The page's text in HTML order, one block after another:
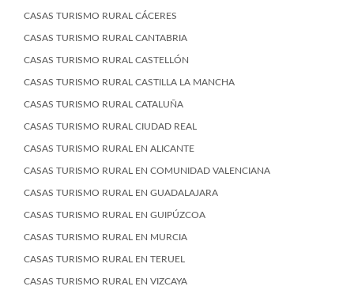
CASAS TURISMO RURAL CÁCERES
CASAS TURISMO RURAL CANTABRIA
CASAS TURISMO RURAL CASTELLÓN
CASAS TURISMO RURAL CASTILLA LA MANCHA
CASAS TURISMO RURAL CATALUÑA
CASAS TURISMO RURAL CIUDAD REAL
CASAS TURISMO RURAL EN ALICANTE
CASAS TURISMO RURAL EN COMUNIDAD VALENCIANA
CASAS TURISMO RURAL EN GUADALAJARA
CASAS TURISMO RURAL EN GUIPÚZCOA
CASAS TURISMO RURAL EN MURCIA
CASAS TURISMO RURAL EN TERUEL
CASAS TURISMO RURAL EN VIZCAYA